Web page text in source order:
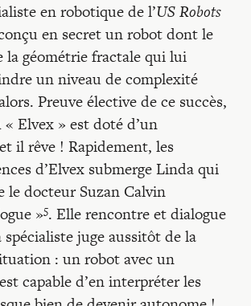
en robotique de l’US Robots
en secret un robot dont le
la géométrie fractale qui lui
un niveau de complexité
Preuve élective de ce succès,
Elvex » est doté d’un
il rêve ! Rapidement, les
d’Elvex submerge Linda qui
le docteur Suzan Calvin
»5. Elle rencontre et dialogue
spécialiste juge aussitôt de la
: un robot avec un
capable d’en interpréter les